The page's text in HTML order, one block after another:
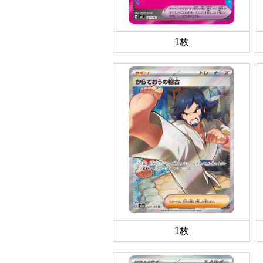
1枚
1枚